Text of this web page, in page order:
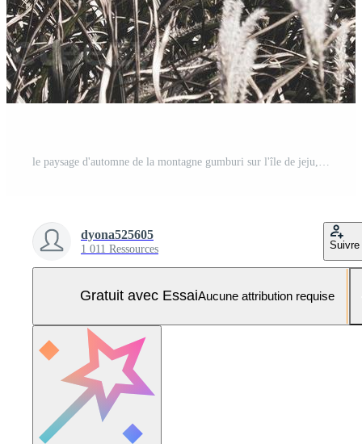
dyona525605
1 011 Ressources Suivre
Gratuit avec EssaiAucune attribution requise